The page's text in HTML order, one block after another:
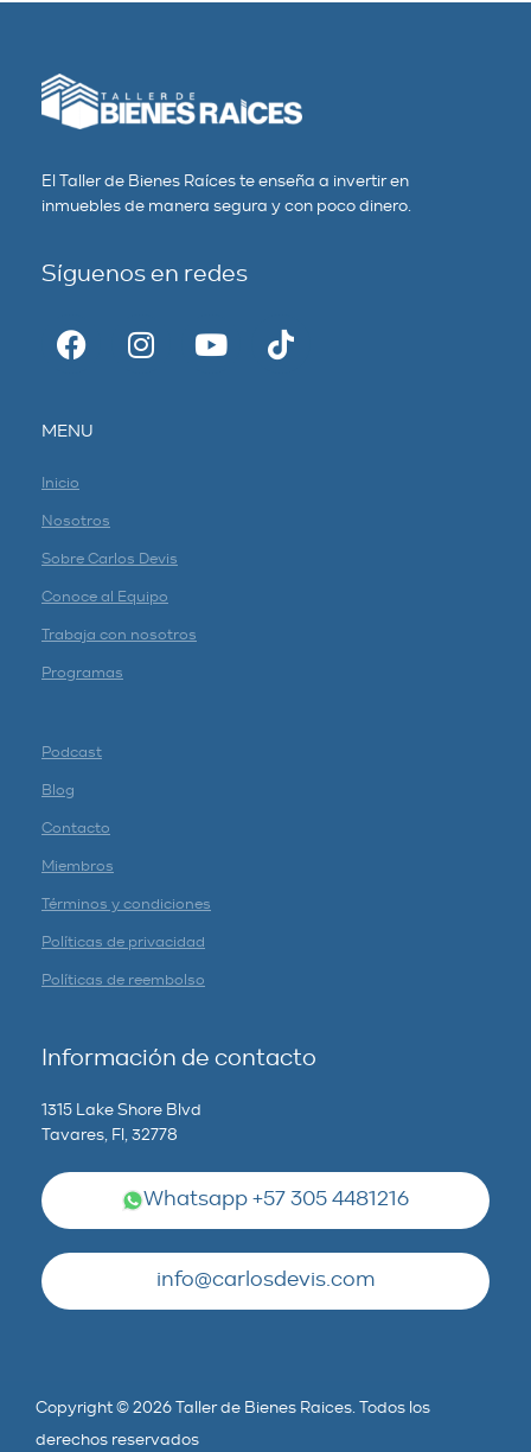
El Taller de Bienes Raíces te enseña a invertir en
inmuebles de manera segura y con poco dinero.
Síguenos en redes
MENU
Inicio
Nosotros
Sobre Carlos Devis
Conoce al Equipo
Trabaja con nosotros
Programas
Podcast
Blog
Contacto
Miembros
Términos y condiciones
Políticas de privacidad
Políticas de reembolso
Información de contacto
1315 Lake Shore Blvd
Tavares, Fl, 32778
Whatsapp +57 305 4481216
info@carlosdevis.com
Copyright © 2026 Taller de Bienes Raices. Todos los
derechos reservados